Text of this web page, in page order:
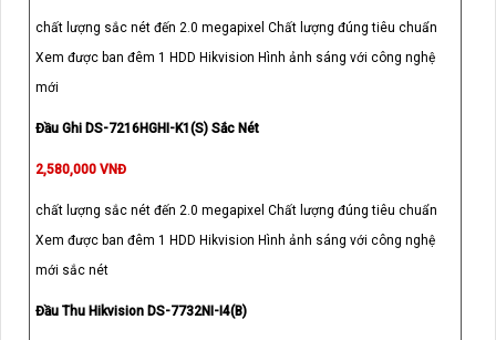
chất lượng sắc nét đến 2.0 megapixel Chất lượng đúng tiêu chuẩn
Xem được ban đêm 1 HDD Hikvision Hình ảnh sáng với công nghệ
mới
Đầu Ghi DS-7216HGHI-K1(S) Sắc Nét
2,580,000 VNĐ
chất lượng sắc nét đến 2.0 megapixel Chất lượng đúng tiêu chuẩn
Xem được ban đêm 1 HDD Hikvision Hình ảnh sáng với công nghệ
mới sắc nét
Đầu Thu Hikvision DS-7732NI-I4(B)